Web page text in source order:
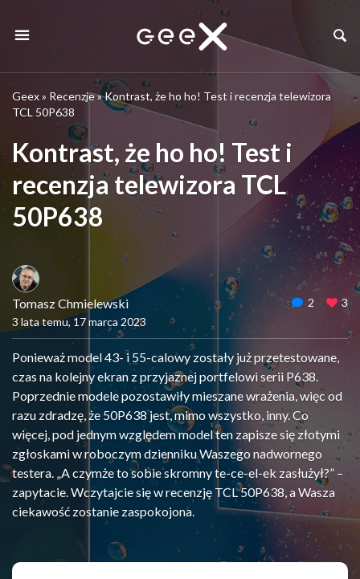
Geex» Recenzje»Kontrast, że ho ho! Test i recenzja telewizora
TCL 50P638
Kontrast, że ho ho! Test i
recenzja telewizora TCL
50P638
Tomasz Chmielewski
3 lata temu, 17 marca 2023
2 3
Ponieważ model 43- i 55-calowy zostały już przetestowane,
czas na kolejny ekran z przyjaznej portfelowi serii P638.
Poprzednie modele pozostawiły mieszane wrażenia, więc od
razu zdradzę, że 50P638 jest, mimo wszystko, inny. Co
więcej, pod jednym względem model ten zapisze się złotymi
zgłoskami w roboczym dzienniku Waszego nadwornego
testera. „A czymże to sobie skromny te-ce-el-ek zasłużył?” –
zapytacie. Wczytajcie się w recenzję TCL 50P638, a Wasza
ciekawość zostanie zaspokojona.